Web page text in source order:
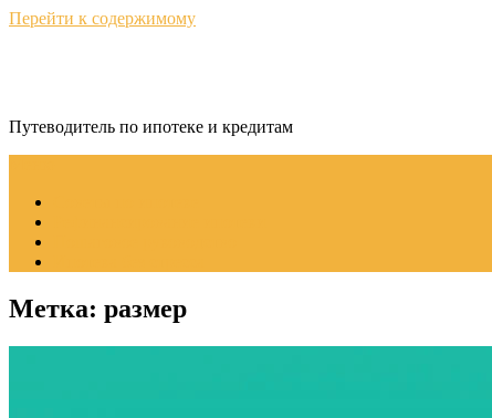
Перейти к содержимому
Путеводитель по ипотеке и кредитам
Метка: размер